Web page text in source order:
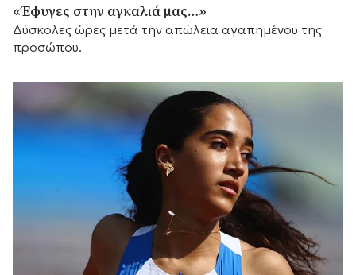
«Έφυγες στην αγκαλιά μας…»
Δύσκολες ώρες μετά την απώλεια αγαπημένου της
προσώπου.